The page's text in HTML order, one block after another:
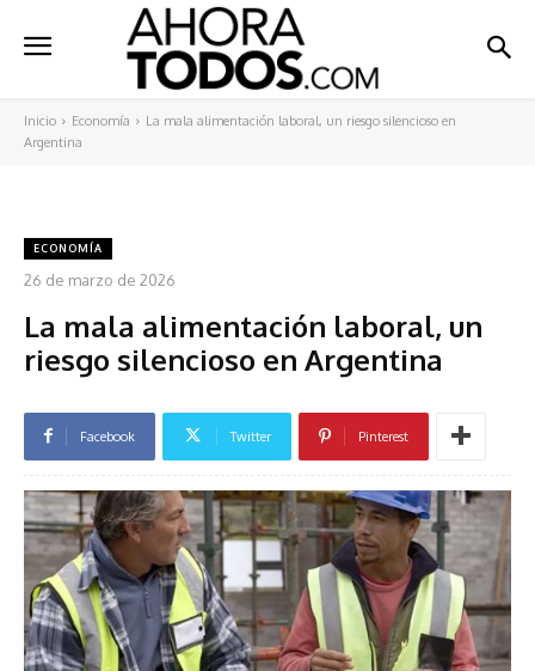
Inicio Economía
La mala alimentación laboral, un riesgo silencioso en
Argentina
ECONOMÍA
26 de marzo de 2026
La mala alimentación laboral, un
riesgo silencioso en Argentina
Facebook Twitter Pinterest